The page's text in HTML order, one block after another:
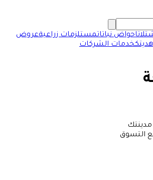
احواض نباتاتمستلزمات زراعيةعروض
خدمات الشركات
مدينتك
التسوق